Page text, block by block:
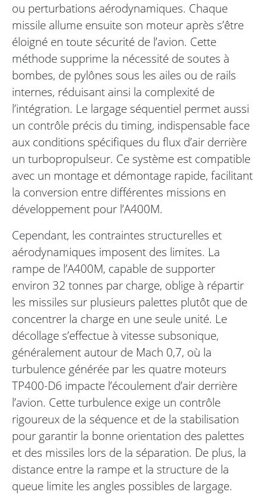
ou perturbations aérodynamiques. Chaque
missile allume ensuite son moteur après s’être
éloigné en toute sécurité de l’avion. Cette
méthode supprime la nécessité de soutes à
bombes, de pylônes sous les ailes ou de rails
internes, réduisant ainsi la complexité de
l’intégration. Le largage séquentiel permet aussi
un contrôle précis du timing, indispensable face
aux conditions spécifiques du flux d’air derrière
un turbopropulseur. Ce système est compatible
avec un montage et démontage rapide, facilitant
la conversion entre différentes missions en
développement pour l’A400M.
Cependant, les contraintes structurelles et
aérodynamiques imposent des limites. La
rampe de l’A400M, capable de supporter
environ 32 tonnes par charge, oblige à répartir
les missiles sur plusieurs palettes plutôt que de
concentrer la charge en une seule unité. Le
décollage s’effectue à vitesse subsonique,
généralement autour de Mach 0,7, où la
turbulence générée par les quatre moteurs
TP400-D6 impacte l’écoulement d’air derrière
l’avion. Cette turbulence exige un contrôle
rigoureux de la séquence et de la stabilisation
pour garantir la bonne orientation des palettes
et des missiles lors de la séparation. De plus, la
distance entre la rampe et la structure de la
queue limite les angles possibles de largage.